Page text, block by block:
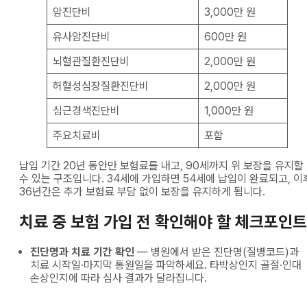
암진단비
3,000만 원
유사암진단비
600만 원
뇌혈관질환진단비
2,000만 원
허혈성심장질환진단비
2,000만 원
심근경색진단비
1,000만 원
주요치료비
포함
납입 기간 20년 동안만 보험료를 내고, 90세까지 위 보장을 유지할
수 있는 구조입니다. 34세에 가입하면 54세에 납입이 완료되고, 이
36년간은 추가 보험료 부담 없이 보장을 유지하게 됩니다.
치료 중 보험 가입 전 확인해야 할 체크포인트
진단명과 치료 기간 확인 — 병원에서 받은 진단명(질병코드)과
치료 시작일·마지막 통원일을 파악하세요. 타박상인지 골절·인대
손상인지에 따라 심사 결과가 달라집니다.